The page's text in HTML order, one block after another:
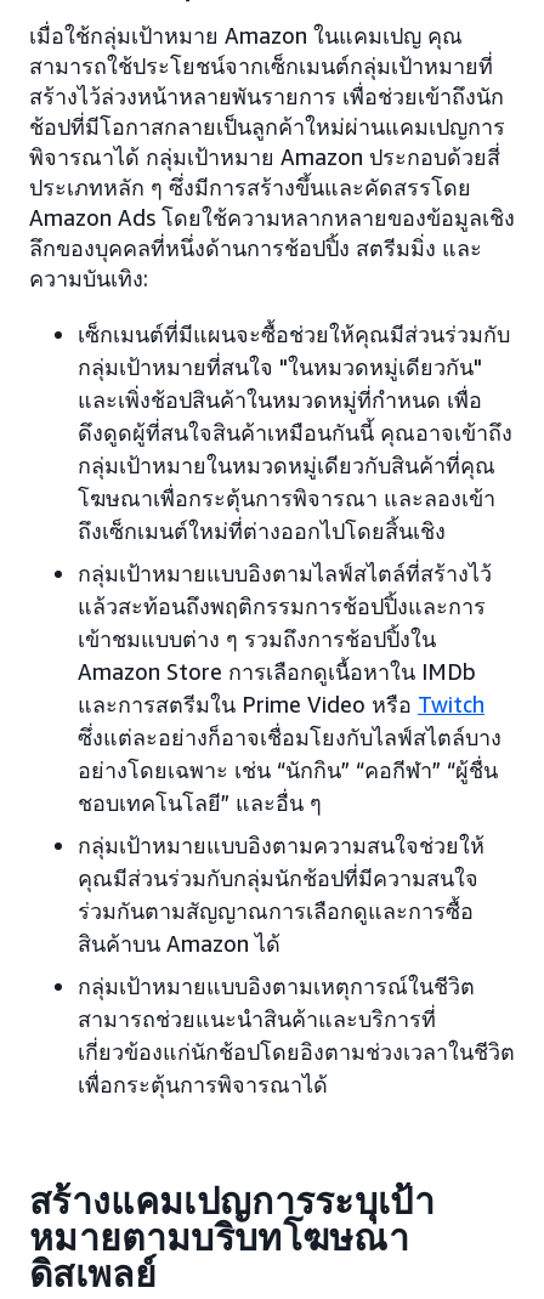
เมื่อใช้กลุ่มเป้าหมาย Amazon ในแคมเปญ คุณ
สามารถใช้ประโยชน์จากเซ็กเมนต์กลุ่มเป้าหมายที่
สร้างไว้ล่วงหน้าหลายพันรายการ เพื่อช่วยเข้าถึงนัก
ช้อปที่มีโอกาสกลายเป็นลูกค้าใหม่ผ่านแคมเปญการ
พิจารณาได้ กลุ่มเป้าหมาย Amazon ประกอบด้วยสี่
ประเภทหลัก ๆ ซึ่งมีการสร้างขึ้นและคัดสรรโดย
Amazon Ads โดยใช้ความหลากหลายของข้อมูลเชิง
ลึกของบุคคลที่หนึ่งด้านการช้อปปิ้ง สตรีมมิ่ง และ
ความบันเทิง:
เซ็กเมนต์ที่มีแผนจะซื้อช่วยให้คุณมีส่วนร่วมกับ
กลุ่มเป้าหมายที่สนใจ "ในหมวดหมู่เดียวกัน"
และเพิ่งช้อปสินค้าในหมวดหมู่ที่กำหนด เพื่อ
ดึงดูดผู้ที่สนใจสินค้าเหมือนกันนี้ คุณอาจเข้าถึง
กลุ่มเป้าหมายในหมวดหมู่เดียวกับสินค้าที่คุณ
โฆษณาเพื่อกระตุ้นการพิจารณา และลองเข้า
ถึงเซ็กเมนต์ใหม่ที่ต่างออกไปโดยสิ้นเชิง
กลุ่มเป้าหมายแบบอิงตามไลฟ์สไตล์ที่สร้างไว้
แล้วสะท้อนถึงพฤติกรรมการช้อปปิ้งและการ
เข้าชมแบบต่าง ๆ รวมถึงการช้อปปิ้งใน
Amazon Store การเลือกดูเนื้อหาใน IMDb
และการสตรีมใน Prime Video หรือ Twitch
ซึ่งแต่ละอย่างก็อาจเชื่อมโยงกับไลฟ์สไตล์บาง
อย่างโดยเฉพาะ เช่น “นักกิน” “คอกีฬา” “ผู้ชื่น
ชอบเทคโนโลยี” และอื่น ๆ
กลุ่มเป้าหมายแบบอิงตามความสนใจช่วยให้
คุณมีส่วนร่วมกับกลุ่มนักช้อปที่มีความสนใจ
ร่วมกันตามสัญญาณการเลือกดูและการซื้อ
สินค้าบน Amazon ได้
กลุ่มเป้าหมายแบบอิงตามเหตุการณ์ในชีวิต
สามารถช่วยแนะนำสินค้าและบริการที่
เกี่ยวข้องแก่นักช้อปโดยอิงตามช่วงเวลาในชีวิต
เพื่อกระตุ้นการพิจารณาได้
สร้างแคมเปญการระบุเป้า
หมายตามบริบทโฆษณา
ดิสเพลย์